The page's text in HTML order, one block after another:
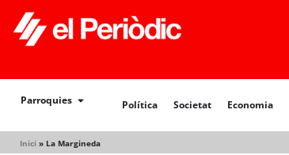
Parroquies Política Societat Economia
Inici » La Margineda
Política Societat